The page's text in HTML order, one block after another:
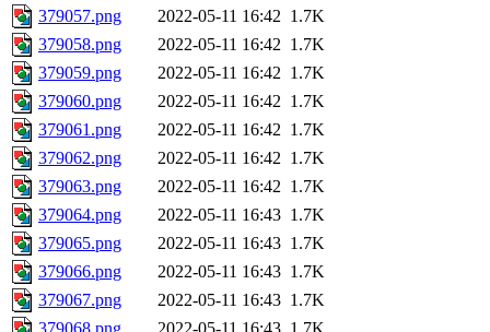
379057.png
2022-05-11 16:42 1.7K
379058.png
2022-05-11 16:42 1.7K
379059.png
2022-05-11 16:42 1.7K
379060.png
2022-05-11 16:42 1.7K
379061.png
2022-05-11 16:42 1.7K
379062.png
2022-05-11 16:42 1.7K
379063.png
2022-05-11 16:42 1.7K
379064.png
2022-05-11 16:43 1.7K
379065.png
2022-05-11 16:43 1.7K
379066.png
2022-05-11 16:43 1.7K
379067.png
2022-05-11 16:43 1.7K